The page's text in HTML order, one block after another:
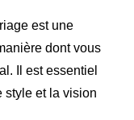
est une
dont vous
Il est essentiel
style et la vision